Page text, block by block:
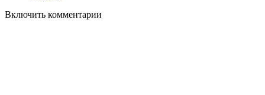
Включить комментарии